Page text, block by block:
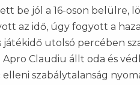
be jól a 16-oson belülre,
az idő, úgy fogyott a
játékidő utolsó percében
Claudiu állt oda és
szabálytalanság